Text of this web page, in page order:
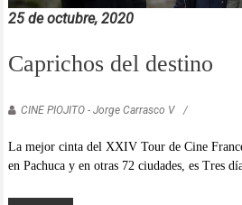
25 de octubre, 2020
Caprichos del destino
CINE PIOJITO - Jorge Carrasco V
La mejor cinta del XXIV Tour de Cine
en Pachuca y en otras 72 ciudades, es Tres